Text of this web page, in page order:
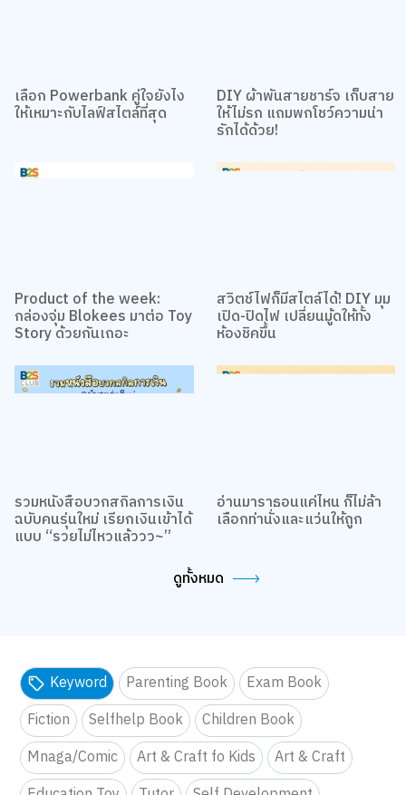
เลือก Powerbank คู่ใจยังไง
ให้เหมาะกับไลฟ์สไตล์ที่สุด
DIY ผ้าพันสายชาร์จ เก็บสาย
ให้ไม่รก แถมพกโชว์ความน่า
Product of the week:
กล่องจุ่ม Blokees มาต่อ Toy
Story ด้วยกันเถอะ
สวิตช์ไฟก็มีสไตล์ได้! DIY มุม
เปิด-ปิดไฟ เปลี่ยนมู้ดให้ทั้ง
รวมหนังสือบวกสกิลการเงิน
ฉบับคนรุ่นใหม่ เรียกเงินเข้าได้
อ่านมาราธอนแค่ไหน ก็ไม่ล้า
เลือกท่านั่งและแว่นให้ถูก
ดูทั้งหมด
Keyword Parenting Book
Exam Book
Fiction
Selfhelp Book
Children Book
Mnaga/Comic
Art & Craft fo Kids
Art & Craft